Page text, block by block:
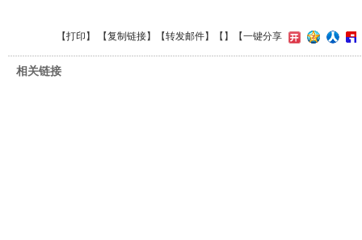
【打印 】 【复制链接】【转发邮件】【 】 【一键分享
相关链接